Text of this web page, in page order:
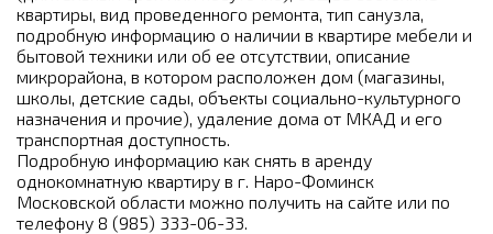
квартиры, вид проведенного ремонта, тип санузла,
подробную информацию о наличии в квартире мебели и
бытовой техники или об ее отсутствии, описание
микрорайона, в котором расположен дом (магазины,
школы, детские сады, объекты социально-культурного
назначения и прочие), удаление дома от МКАД и его
транспортная доступность.
Подробную информацию как снять в аренду
однокомнатную квартиру в г. Наро-Фоминск
Московской области можно получить на сайте или по
телефону 8 (985) 333-06-33.